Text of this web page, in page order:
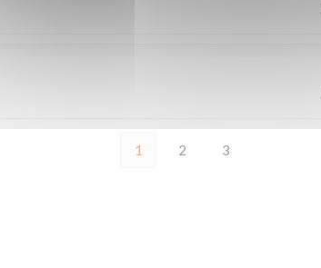
1 2 3